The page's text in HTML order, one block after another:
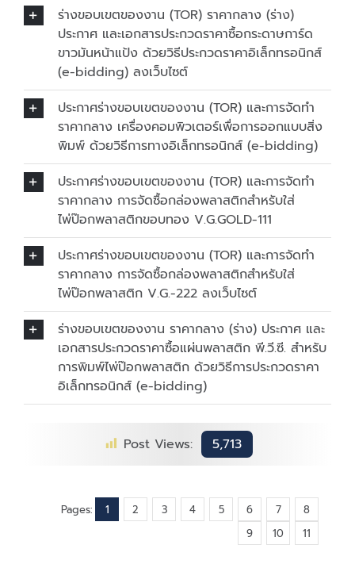
ร่างขอบเขตของงาน (TOR) ราคากลาง (ร่าง)
ประกาศ และเอกสารประกวดราคาซื้อกระดาษการ์ด
ขาวมันหน้าแป้ง ด้วยวิธีประกวดราคาอิเล็กทรอนิกส์
(e-bidding) ลงเว็บไซต์
ประกาศร่างขอบเขตของงาน (TOR) และการจัดทำ
ราคากลาง เครื่องคอมพิวเตอร์เพื่อการออกแบบสิ่ง
พิมพ์ ด้วยวิธีการทางอิเล็กทรอนิกส์ (e-bidding)
ประกาศร่างขอบเขตของงาน (TOR) และการจัดทำ
ราคากลาง การจัดซื้อกล่องพลาสติกสำหรับใส่
ไพ่ป๊อกพลาสติกขอบทอง V.G.GOLD-111
ประกาศร่างขอบเขตของงาน (TOR) และการจัดทำ
ราคากลาง การจัดซื้อกล่องพลาสติกสำหรับใส่
ไพ่ป๊อกพลาสติก V.G.-222 ลงเว็บไซต์
ร่างขอบเขตของงาน ราคากลาง (ร่าง) ประกาศ และ
เอกสารประกวดราคาซื้อแผ่นพลาสติก พี.วี.ซี. สำหรับ
การพิมพ์ไพ่ป๊อกพลาสติก ด้วยวิธีการประกวดราคา
อิเล็กทรอนิกส์ (e-bidding)
Post Views: 5,713
Pages: 1 2 3 4 5 6 7
8
9
10 11